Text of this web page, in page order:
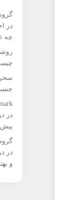
در
چه
سحر
در
پیش
در
و